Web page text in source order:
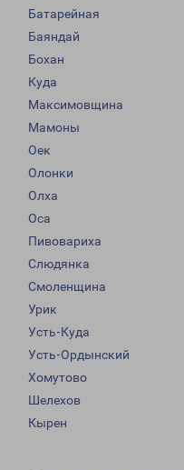
Батарейная
Баяндай
Бохан
Куда
Максимовщина
Мамоны
Оек
Олонки
Олха
Оса
Пивовариха
Слюдянка
Смоленщина
Урик
Усть-Куда
Усть-Ордынский
Хомутово
Шелехов
Кырен